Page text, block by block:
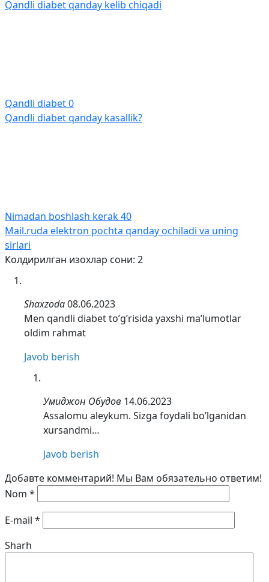
Qandli diabet qanday kelib chiqadi
Qandli diabet0
Qandli diabet qanday kasallik?
Nimadan boshlash kerak40
Mail.ruda elektron pochta qanday ochiladi va uning
sirlari
Колдирилган изохлар сони: 2
Shaxzoda08.06.2023
Men qandli diabet to’g’risida yaxshi ma’lumotlar
oldim rahmat
Javob berish
Умиджон Обудов 14.06.2023
Assalomu aleykum. Sizga foydali bo’lganidan
xursandmi…
Javob berish
Добавте комментарий! Мы Вам обязательно ответим!
Nom *
E-mail *
Sharh